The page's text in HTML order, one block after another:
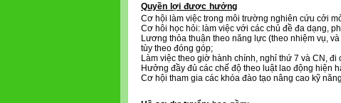
Quyền lợi được hưởng
Cơ hội làm việc trong môi trường nghiên cứu cởi
Cơ hôi học hỏi: làm việc với các chủ đề đa dạng,
Lương thỏa thuận theo năng lực (theo nhiệm vụ,
tùy theo đóng góp;
Làm việc theo giờ hành chính, nghỉ thứ 7 và CN,
Hưởng đầy đủ các chế độ theo luật lao động hiện
Cơ hội tham gia các khóa đào tạo nâng cao kỹ